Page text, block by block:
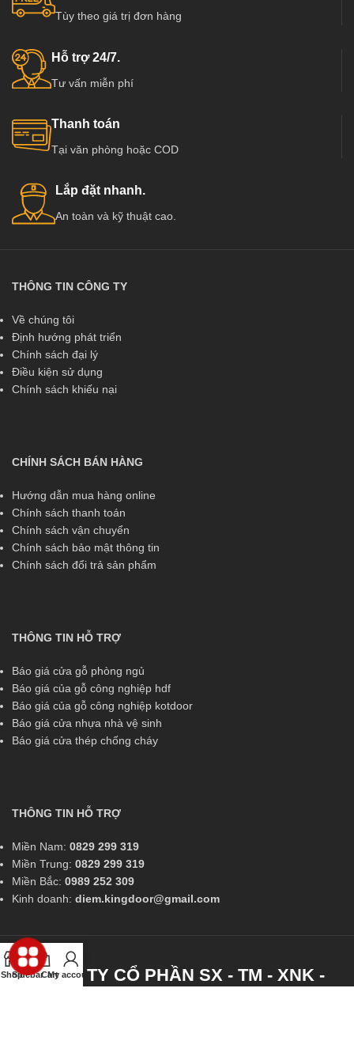
Tùy theo giá trị đơn hàng
Hỗ trợ 24/7.
Tư vấn miễn phí
Thanh toán
Tại văn phòng hoặc COD
Lắp đặt nhanh.
An toàn và kỹ thuật cao.
THÔNG TIN CÔNG TY
Về chúng tôi
Định hướng phát triển
Chính sách đại lý
Điều kiện sử dụng
Chính sách khiếu nại
CHÍNH SÁCH BÁN HÀNG
Hướng dẫn mua hàng online
Chính sách thanh toán
Chính sách vận chuyển
Chính sách bảo mật thông tin
Chính sách đổi trả sản phẩm
THÔNG TIN HỖ TRỢ
Báo giá cửa gỗ phòng ngủ
Báo giá của gỗ công nghiệp hdf
Báo giá của gỗ công nghiệp kotdoor
Báo giá cửa nhựa nhà vệ sinh
Báo giá cửa thép chống cháy
THÔNG TIN HỖ TRỢ
Miền Nam: 0829 299 319
Miền Trung: 0829 299 319
Miền Bắc: 0989 252 309
Kinh doanh: diem.kingdoor@gmail.com
CÔNG TY CỔ PHẦN SX - TM - XNK -
ShopSidebarCart
My account